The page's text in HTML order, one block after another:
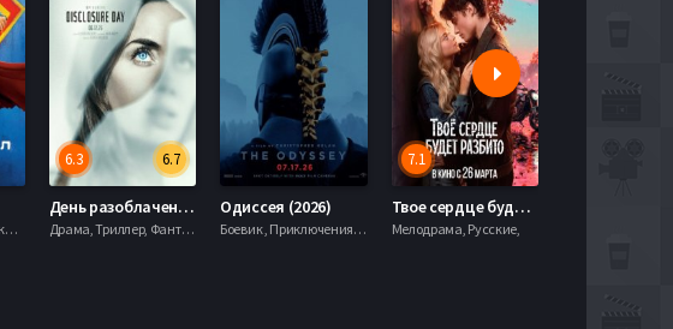
Боевик , Драма, Приключения, Фантастика,
6.7
6.3
День разоблачения (2026)
Драма, Триллер, Фантастика,
Одиссея (2026)
Боевик , Приключения, Фэнтези,
7.1
Твое сердце будет разбито (2026)
Мелодрама, Русские,